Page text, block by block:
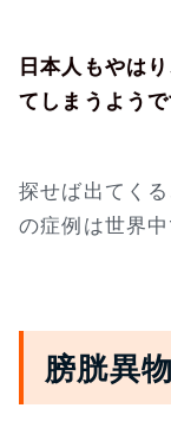
日本人もやは
てしまうようで
探せば出てく
の症例は世界
膀胱異